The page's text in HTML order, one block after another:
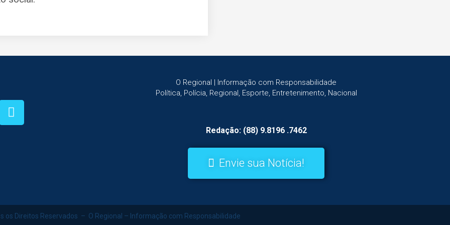
O Regional | Informação com Responsabilidade
Política, Polícia, Regional, Esporte, Entretenimento, Nacional
Redação: (88) 9.8196 .7462
Envie sua Notícia!
os Direitos Reservados – O Regional – Informação com Responsabilidade